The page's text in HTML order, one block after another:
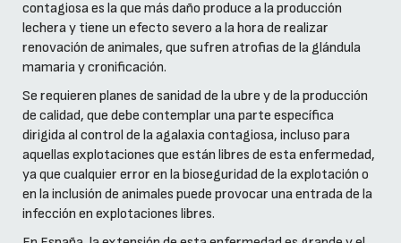
contagiosa es la que más daño produce a la producción
lechera y tiene un efecto severo a la hora de realizar
renovación de animales, que sufren atrofias de la glándula
mamaria y cronificación.
Se requieren planes de sanidad de la ubre y de la producción
de calidad, que debe contemplar una parte específica
dirigida al control de la agalaxia contagiosa, incluso para
aquellas explotaciones que están libres de esta enfermedad,
ya que cualquier error en la bioseguridad de la explotación o
en la inclusión de animales puede provocar una entrada de la
infección en explotaciones libres.